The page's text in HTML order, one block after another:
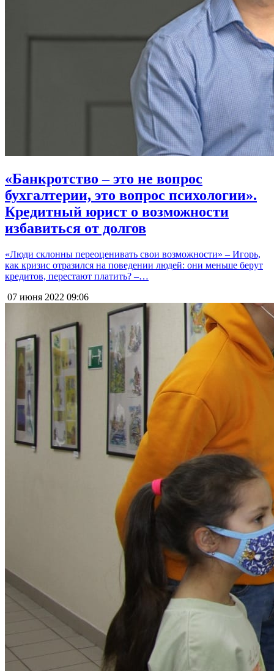
«Банкротство – это не вопрос
бухгалтерии, это вопрос психологии».
Кредитный юрист о возможности
избавиться от долгов
«Люди склонны переоценивать свои возможности» – Игорь,
как кризис отразился на поведении людей: они меньше берут
кредитов, перестают платить? –…
07 июня 2022 09:06